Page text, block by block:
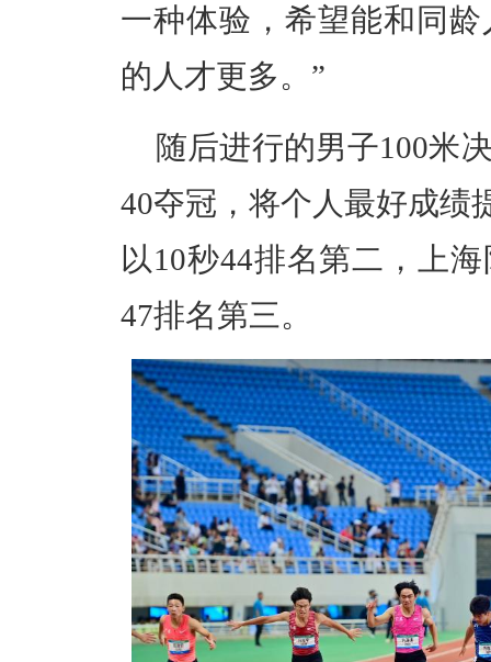
一种体验，希望能和同
的人才更多。”
随后进行的男子100米
40夺冠，将个人最好成绩
以10秒44排名第二，上
47排名第三。